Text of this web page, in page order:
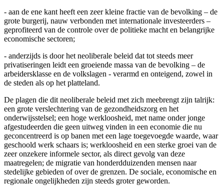
- aan de ene kant heeft een zeer kleine fractie van de bevolking – de
grote burgerij, nauw verbonden met internationale investeerders –
geprofiteerd van de controle over de politieke macht en belangrijke
economische sectoren;
- anderzijds is door het neoliberale beleid dat tot steeds meer
privatiseringen leidt een groeiende massa van de bevolking – de
arbeidersklasse en de volkslagen - verarmd en onteigend, zowel in
de steden als op het platteland.
De plagen die dit neoliberale beleid met zich meebrengt zijn talrijk:
een grote verslechtering van de gezondheidszorg en het
onderwijsstelsel; een hoge werkloosheid, met name onder jonge
afgestudeerden die geen uitweg vinden in een economie die nu
geconcentreerd is op banen met een lage toegevoegde waarde, waar
geschoold werk schaars is; werkloosheid en een sterke groei van de
zeer onzekere informele sector, als direct gevolg van deze
maatregelen; de migratie van honderdduizenden mensen naar
stedelijke gebieden of over de grenzen. De sociale, economische en
regionale ongelijkheden zijn steeds groter geworden.